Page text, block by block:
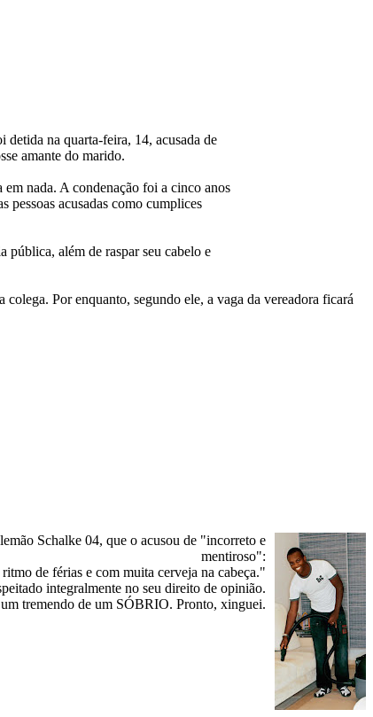
na quarta-feira, 14, acusada de
amante do marido.
nada. A condenação foi a cinco anos
pessoas acusadas como cumplices
além de raspar seu cabelo e
Por enquanto, segundo ele, a vaga da vereadora ficará
Schalke 04, que o acusou de "incorreto e
mentiroso":
de férias e com muita cerveja na cabeça."
integralmente no seu direito de opinião.
tremendo de um SÓBRIO. Pronto, xinguei.